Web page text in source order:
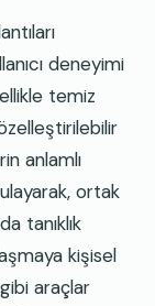
deneyimi
temiz
anlamlı
ortak
tanıklık
kişisel
araçlar